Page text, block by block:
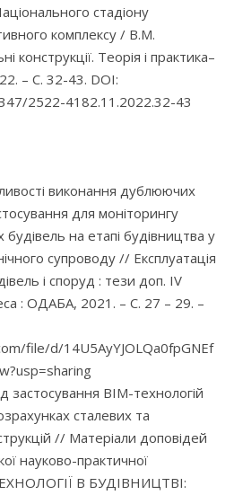
стадіону
комплексу / В.М.
конструкції. Теорія і практика–
– С. 32-43. DOI:
2522-4182.11.2022.32-43
виконання дублюючих
для моніторингу
на етапі будівництва у
супроводу // Експлуатація
і споруд : тези доп. IV
: ОДАБА, 2021. – С. 27 – 29. –
file/d/14U5AyYJOLQa0fpGNEf
застосування BIM-технологій
сталевих та
// Матеріали доповідей
науково-практичної
В БУДІВНИЦТВІ: